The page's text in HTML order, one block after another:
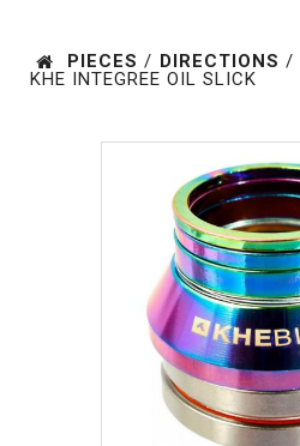
PIECES / DIRECTIONS /
KHE INTEGREE OIL SLICK